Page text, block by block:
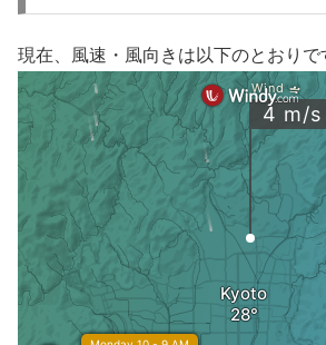
現在、風速・風向きは以下のとおりで